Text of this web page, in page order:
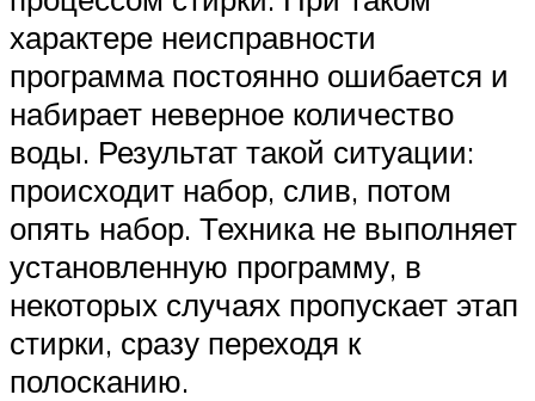
характере неисправности
программа постоянно ошибается и
набирает неверное количество
воды. Результат такой ситуации:
происходит набор, слив, потом
опять набор. Техника не выполняет
установленную программу, в
некоторых случаях пропускает этап
стирки, сразу переходя к
полосканию.